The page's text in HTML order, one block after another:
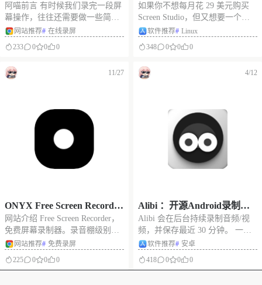
工具，集成视频剪辑功能，
轻量高效制作4K高清录屏
阿喵前言 有时候我们录完一段屏
幕操作，往往还需要做一些简单
的修剪或者处理。如果为了处理
重的剪辑软件，确实有点大材小
快速录制，又能原地完成基础编
网站推荐# 在线录屏
233
0 0 0
让录屏自带“放大镜”特效，
让视频演示瞬间出效果，Scr
een Studio 的免费开源替代品
如果你不想每月花 29 美元购买
Screen Studio，但又想要一个更
简单易用的版本，能够满足大多
演示和教程，那么这款免费应用
OpenScreen 虽然不具备 Screen
软件推荐# Linux
348
0 0 0
11/27
ONYX Free Screen Recorde
r：免费在线屏幕录制器，录
音棚级别的屏幕录制，4K 视
频 • 立体声音频 • 本地存储，
可以选择录制任意标签页、
网站介绍 Free Screen Recorder，
免费屏幕录制器。录音棚级别的
屏幕录制，4K 视频 • 立体声音频
标签页、窗口或者整个屏幕。 点
网站推荐# 免费录屏
225
0 0 0
4/12
Alibi ：开源Android录制神
器，随身的记录仪
Alibi 会在后台持续录制音频/视
频，并保存最近 30 分钟。 一切
都是完全可配置的。无需互联网
求，可下载尝试使用，实现将手
软件推荐# 安卓
418
0 0 0